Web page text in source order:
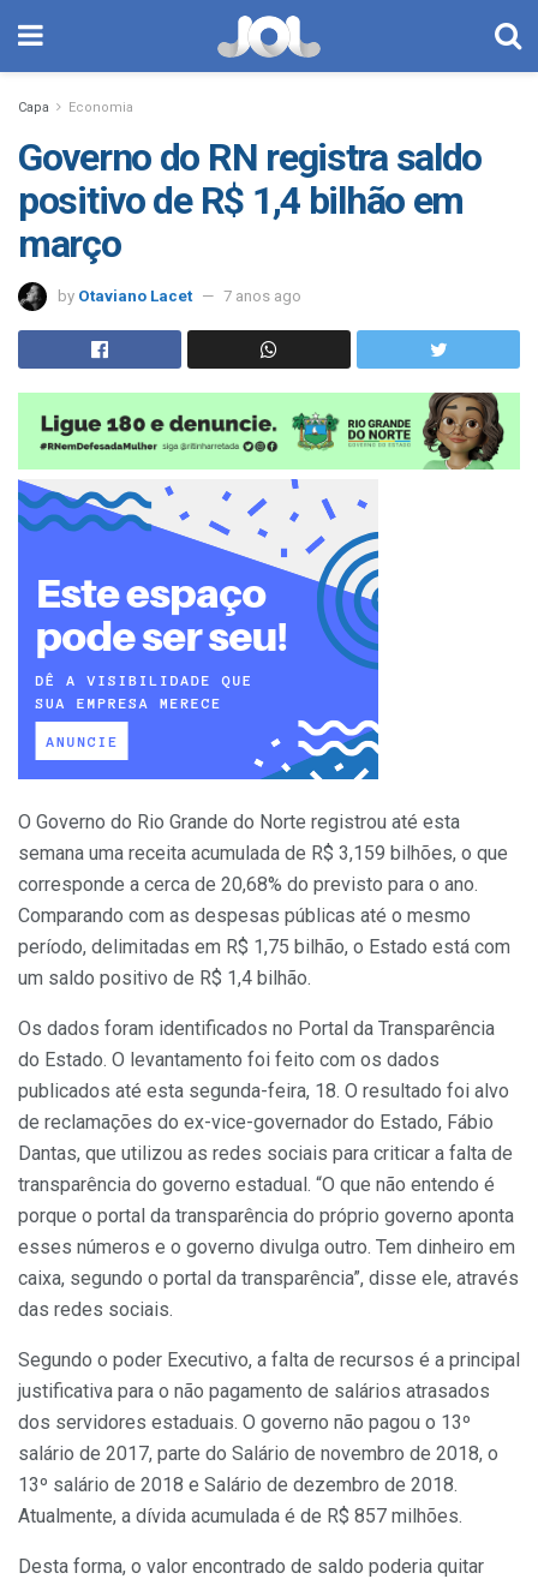
Capa Economia
Governo do RN registra saldo
positivo de R$ 1,4 bilhão em
março
by Otaviano Lacet 7 anos ago
O Governo do Rio Grande do Norte registrou até esta
semana uma receita acumulada de R$ 3,159 bilhões, o que
corresponde a cerca de 20,68% do previsto para o ano.
Comparando com as despesas públicas até o mesmo
período, delimitadas em R$ 1,75 bilhão, o Estado está com
um saldo positivo de R$ 1,4 bilhão.
Os dados foram identificados no Portal da Transparência
do Estado. O levantamento foi feito com os dados
publicados até esta segunda-feira, 18. O resultado foi alvo
de reclamações do ex-vice-governador do Estado, Fábio
Dantas, que utilizou as redes sociais para criticar a falta de
transparência do governo estadual. “O que não entendo é
porque o portal da transparência do próprio governo aponta
esses números e o governo divulga outro. Tem dinheiro em
caixa, segundo o portal da transparência”, disse ele, através
das redes sociais.
Segundo o poder Executivo, a falta de recursos é a principal
justificativa para o não pagamento de salários atrasados
dos servidores estaduais. O governo não pagou o 13º
salário de 2017, parte do Salário de novembro de 2018, o
13º salário de 2018 e Salário de dezembro de 2018.
Atualmente, a dívida acumulada é de R$ 857 milhões.
Desta forma, o valor encontrado de saldo poderia quitar